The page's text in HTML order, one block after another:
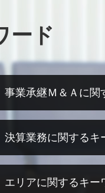
ード
事業承継Ｍ＆Ａに関
m&a 種類
事業承継税制 特例措
事業承継とは 会社
決算業務に関するキ
決算業務 効率化
エリアに関するキー